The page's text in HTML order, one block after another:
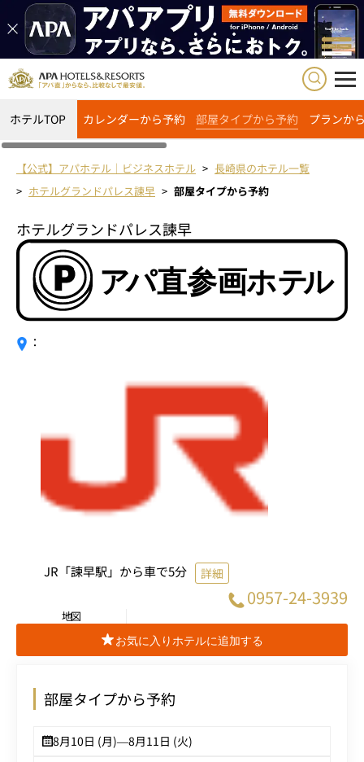
ホテルTOP カレンダーから予約 部屋タイプから予約 プランか
【公式】アパホテル｜ビジネスホテル
長崎県のホテル一覧
ホテルグランドパレス諫早
部屋タイプから予約
ホテルグランドパレス諫早
：
JR「諫早駅」から車で5分 詳細
0957-24-3939
地図
お気に入りホテルに追加する
部屋タイプから予約
8月10日 (月)—8月11日 (火)